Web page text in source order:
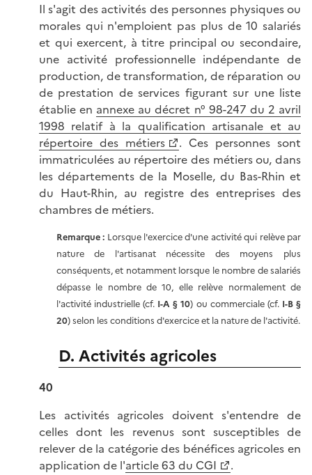
Il s'agit des activités des personnes physiques ou
morales qui n'emploient pas plus de 10 salariés
et qui exercent, à titre principal ou secondaire,
une activité professionnelle indépendante de
production, de transformation, de réparation ou
de prestation de services figurant sur une liste
établie en annexe au décret n° 98-247 du 2 avril
1998 relatif à la qualification artisanale et au
répertoire des métiers
. Ces personnes sont
immatriculées au répertoire des métiers ou, dans
les départements de la Moselle, du Bas-Rhin et
du Haut-Rhin, au registre des entreprises des
chambres de métiers.
Remarque : Lorsque l'exercice d'une activité qui relève par
nature de l'artisanat nécessite des moyens plus
conséquents, et notamment lorsque le nombre de salariés
dépasse le nombre de 10, elle relève normalement de
l'activité industrielle (cf. I-A § 10) ou commerciale (cf. I-B §
20) selon les conditions d'exercice et la nature de l'activité.
D. Activités agricoles
40
Les activités agricoles doivent s'entendre de
celles dont les revenus sont susceptibles de
relever de la catégorie des bénéfices agricoles en
application de l'article 63 du CGI
.